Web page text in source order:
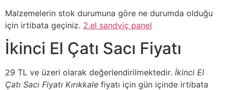
Malzemelerin stok durumuna göre ne durumda olduğu
için irtibata geçiniz. 2.el sandviç panel
İkinci El Çatı Sacı Fiyatı
29 TL ve üzeri olarak değerlendirilmektedir. İkinci El
Çatı Sacı Fiyatı Kırıkkale fiyatı için gün içinde irtibata